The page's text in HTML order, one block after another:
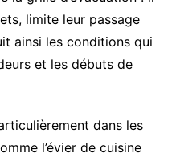
limite leur passage
ainsi les conditions qui
et les débuts de
dans les
l’évier de cuisine